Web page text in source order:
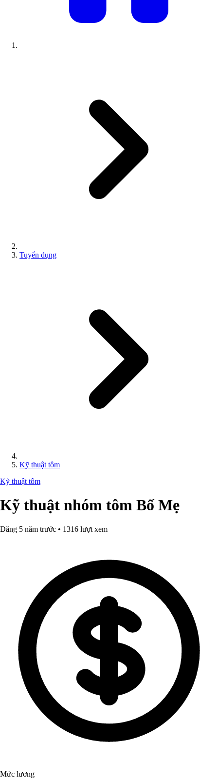
Tuyển dụng
Kỹ thuật tôm
Kỹ thuật tôm
Kỹ thuật nhóm tôm Bố Mẹ
Đăng 5 năm trước • 1316 lượt xem
Mức lương